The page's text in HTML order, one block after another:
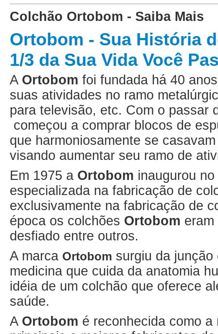
Colchão Ortobom - Saiba Mais
Ortobom - Sua História
1/3 da Sua Vida Você
A Ortobom foi fundada há 40
suas atividades no ramo
para televisão, etc. Com o passar
começou a comprar blocos de
que harmoniosamente se
visando aumentar seu ramo de
Em 1975 a Ortobom inaugurou
especializada na fabricação de
exclusivamente na fabricação de
época os colchões Ortobom
desfiado entre outros.
A marca Ortobom surgiu da
medicina que cuida da anatomia
idéia de um colchão que oferece
saúde.
A Ortobom é reconhecida como